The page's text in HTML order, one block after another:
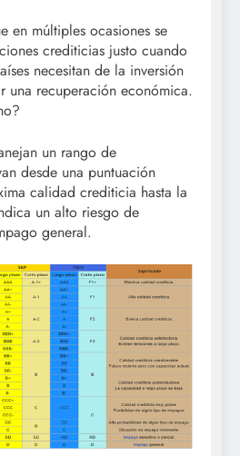
en múltiples ocasiones se
crediticias justo cuando
necesitan de la inversión
una recuperación económica.
un rango de
desde una puntuación
calidad crediticia hasta la
un alto riesgo de
general.